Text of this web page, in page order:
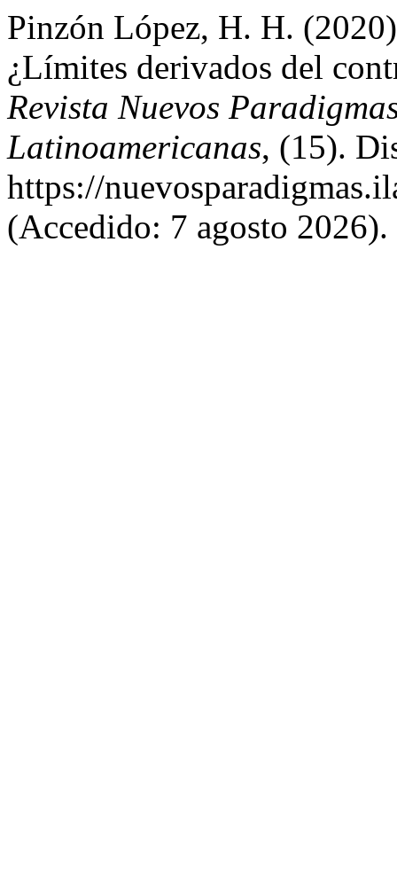
Pinzón López, H. H.
¿Límites derivados del
Revista Nuevos
Latinoamericanas, (15).
https://
(Accedido: 7 agosto 2026).